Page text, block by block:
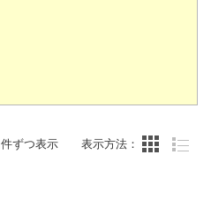
件ずつ表示 表示方法：